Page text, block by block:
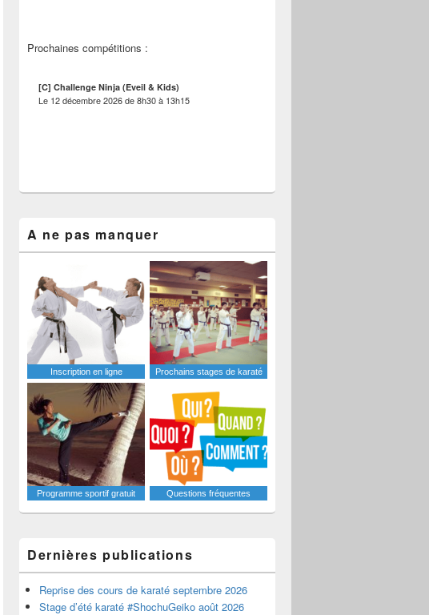
Prochaines compétitions :
[C] Challenge Ninja (Eveil & Kids)
Le 12 décembre 2026de8h30à 13h15
A ne pas manquer
Inscription en ligne Prochains stages de karaté
Programme sportif gratuit Questions fréquentes
Dernières publications
Reprise des cours de karaté septembre 2026
Stage d’été karaté #ShochuGeiko août 2026